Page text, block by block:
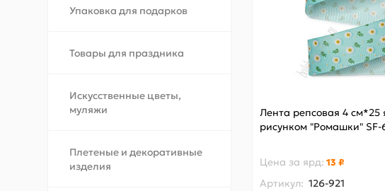
Упаковка для подарков
Товары для праздника
Искусственные цветы,
муляжи
Плетеные и декоративные
изделия
Лента репсовая 4 см*25
рисунком "Ромашки"
Цена за ярд: 13 ₽
Артикул: 126-921